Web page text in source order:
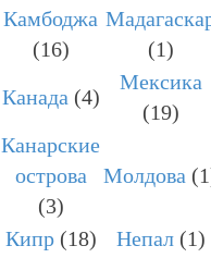
Камбоджа
(16)
(1)
Канада (4)
Мексика
(19)
Канарские
острова
(3)
Молдова
Кипр (18) Непал (1)